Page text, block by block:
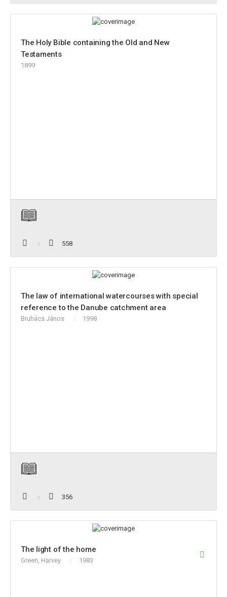
The Holy Bible containing the Old and New
Testaments
1899
558
The law of international watercourses with special
reference to the Danube catchment area
Bruhács János 1998
356
The light of the home
Green, Harvey 1983